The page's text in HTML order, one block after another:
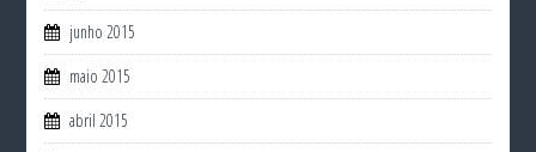
junho 2015
maio 2015
abril 2015